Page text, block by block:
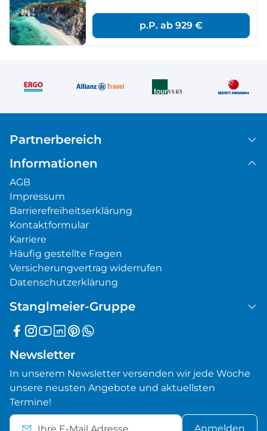
p.P. ab 929 €
Partnerbereich
Informationen
AGB
Impressum
Barrierefreiheitserklärung
Kontaktformular
Karriere
Häufig gestellte Fragen
Versicherungvertrag widerrufen
Datenschutzerklärung
Stanglmeier-Gruppe
Newsletter
In unserem Newsletter versenden wir jede Woche
unsere neusten Angebote und aktuellsten
Termine!
Anmelden